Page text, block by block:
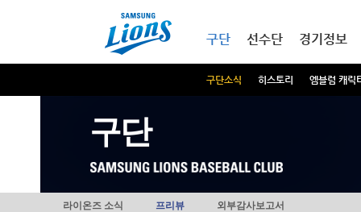
구단
구단소식 히스토리 엠블럼 캐릭
선수단 경기정보
구단
라이온즈 소식 프리뷰 외부감사보고서